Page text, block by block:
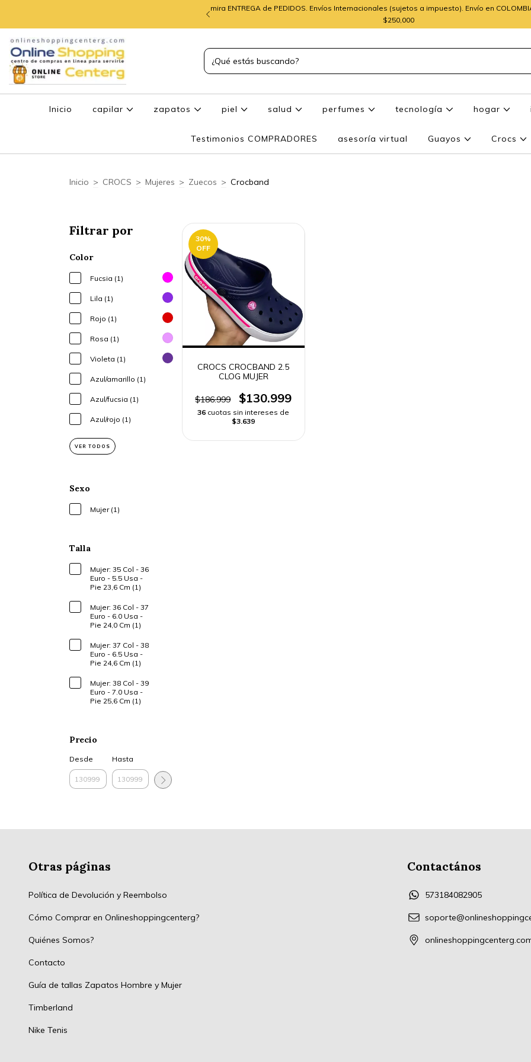
mira ENTREGA de PEDIDOS. Envíos Internacionales (sujetos a impuesto). Envío en
$250,000
Inicio capilar zapatos piel salud perfumes tecnología hogar
Testimonios COMPRADORES asesoría virtual Guayos Crocs
Inicio > CROCS > Mujeres > Zuecos > Crocband
Filtrar por
Color
Fucsia (1)
Lila (1)
Rojo (1)
Rosa (1)
Violeta (1)
Azul/amarillo (1)
Azul/fucsia (1)
Azul/rojo (1)
VER TODOS
Sexo
Mujer (1)
Talla
Mujer: 35 Col - 36
Euro - 5.5 Usa -
Pie 23,6 Cm (1)
Mujer: 36 Col - 37
Euro - 6.0 Usa -
Pie 24,0 Cm (1)
Mujer: 37 Col - 38
Euro - 6.5 Usa -
Pie 24,6 Cm (1)
Mujer: 38 Col - 39
Euro - 7.0 Usa -
Pie 25,6 Cm (1)
Precio
Desde Hasta
30%
OFF
CROCS CROCBAND 2.5
CLOG MUJER
$186.999 $130.999
36 cuotas sin intereses de
$3.639
Otras páginas
Política de Devolución y Reembolso
Cómo Comprar en Onlineshoppingcenterg?
Quiénes Somos?
Contacto
Guía de tallas Zapatos Hombre y Mujer
Timberland
Nike Tenis
Contactános
573184082905